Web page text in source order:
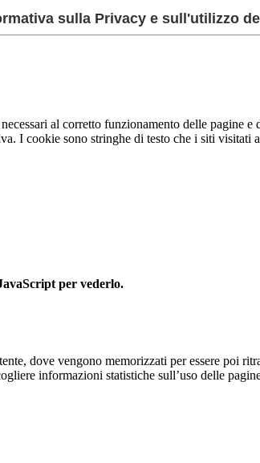
sulla Privacy e sull'utilizzo
al corretto funzionamento delle pagine
I cookie sono stringhe di testo che i siti
per vederlo.
dove vengono memorizzati per essere poi
informazioni statistiche sull’uso delle